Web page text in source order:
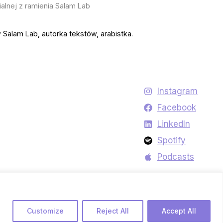
Customize Reject All Accept All
z ramienia Salam Lab
Lab, autorka tekstów, arabistka.
Instagram
Facebook
LinkedIn
Spotify
Podcasts